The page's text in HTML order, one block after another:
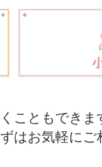
こともできま
はお気軽に